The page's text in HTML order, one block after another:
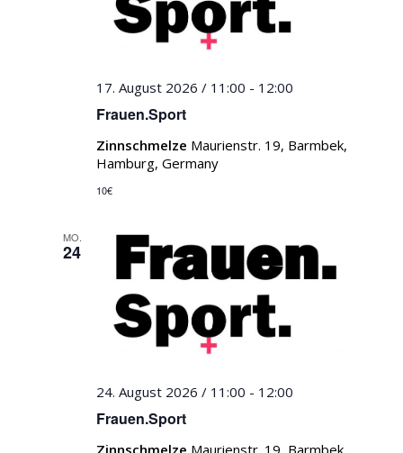
Frauen.Sport
17. August 2026 / 11:00 - 12:00
Zinnschmelze Maurienstr. 19, Barmbek,
Hamburg, Germany
10€
MO.
24
Frauen.Sport
24. August 2026 / 11:00 - 12:00
Zinnschmelze Maurienstr. 19, Barmbek,